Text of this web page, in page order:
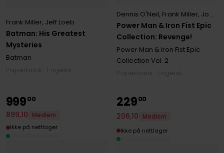
Batman: His Greatest
Mysteries
Frank Miller, Jeff Loeb
Batman
Power Man & Iron Fist Epic
Collection: Revenge!
Dennis O'Neil, Frank Miller, Jo Duffy
Power Man & Iron Fist Epic
Collection Vol. 2
99900
899,10
Medlem
Ikke på nettlager
22900
206,10
Medlem
Ikke på nettlager